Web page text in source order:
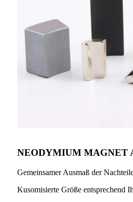
NEODYMIUM MAGNET
Gemeinsamer Ausmaß der
Kusomisierte Größe entsprechend